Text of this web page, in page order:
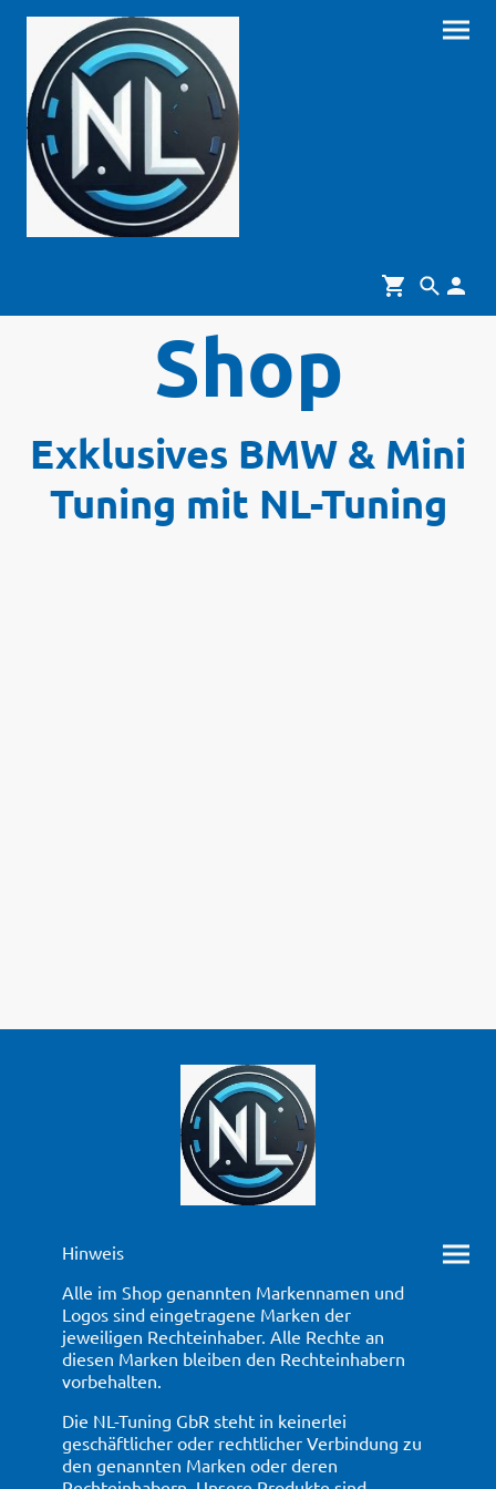
Shop
Exklusives BMW & Mini
Tuning mit NL-Tuning
Hinweis
Alle im Shop genannten Markennamen und
Logos sind eingetragene Marken der
jeweiligen Rechteinhaber. Alle Rechte an
diesen Marken bleiben den Rechteinhabern
vorbehalten.
Die NL-Tuning GbR steht in keinerlei
geschäftlicher oder rechtlicher Verbindung zu
den genannten Marken oder deren